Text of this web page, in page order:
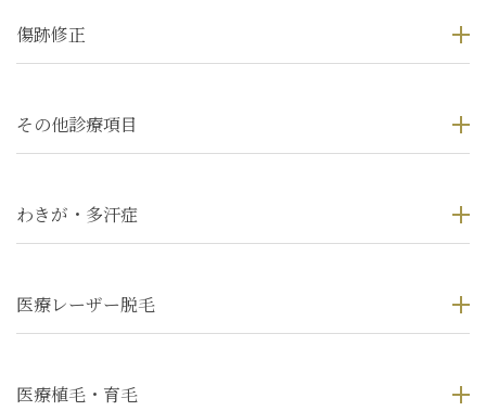
傷跡修正
その他診療項目
わきが・多汗症
医療レーザー脱毛
医療植毛・育毛